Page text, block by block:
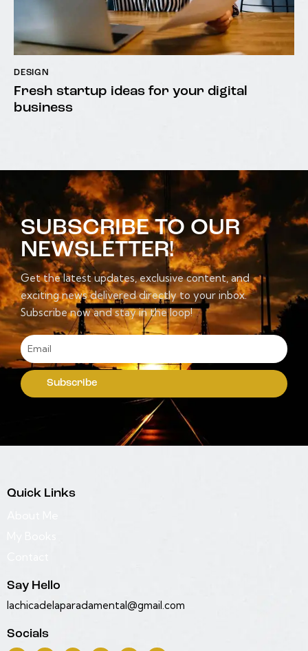
DESIGN
Fresh startup ideas for your digital
business
SUBSCRIBE TO OUR
NEWSLETTER!
Get the latest updates, exclusive content, and
exciting news delivered directly to your inbox.
Subscribe now and stay in the loop!
Subscribe
Quick Links
Say Hello
lachicadelaparadamental@gmail.com
Socials